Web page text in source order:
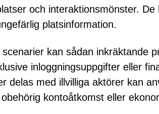
och interaktionsmönster.
platsinformation.
kan sådan inkräktande
inloggningsuppgifter eller
delas med illvilliga aktörer kan
kontoåtkomst eller